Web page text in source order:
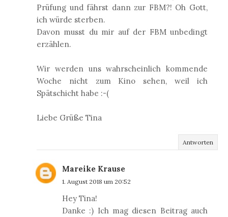
Prüfung und fährst dann zur FBM?! Oh Gott,
ich würde sterben.
Davon musst du mir auf der FBM unbedingt
erzählen.
Wir werden uns wahrscheinlich kommende
Woche nicht zum Kino sehen, weil ich
Spätschicht habe :-(
Liebe Grüße Tina
Antworten
Mareike Krause
1. August 2018 um 20:52
Hey Tina!
Danke :) Ich mag diesen Beitrag auch